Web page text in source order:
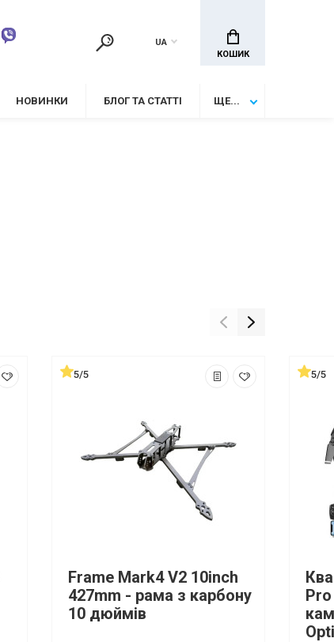
UA
КОШИК
НОВИНКИ БЛОГ ТА СТАТТІ ЩЕ...
5/5
Frame Mark4 V2 10inch
427mm - рама з карбону
10 дюймів
5/5